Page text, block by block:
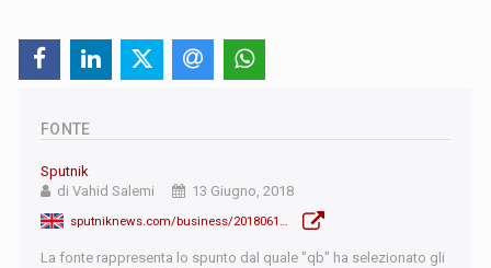
FONTE
Sputnik
di Vahid Salemi
13 Giugno, 2018
sputniknews.com/business/201806131065374942-iran-sanctions-bonds/
La fonte rappresenta lo spunto dal quale "qb" ha selezionato gli